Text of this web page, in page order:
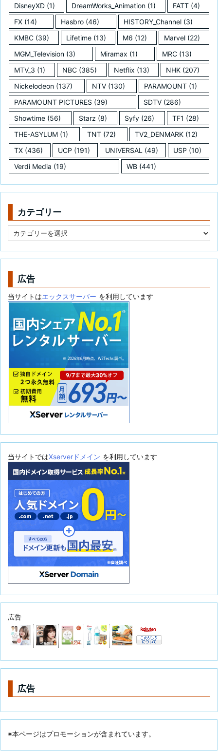
DisneyXD (1) DreamWorks_Animation (1) FATT(4)
FX (14) Hasbro (46) HISTORY_Channel(3)
KMBC (39) Lifetime(13) M6 (12) Marvel(22)
MGM_Television (3) Miramax (1) MRC (13)
MTV_3 (1) NBC(385) Netflix (13) NHK (207)
Nickelodeon (137) NTV(130) PARAMOUNT (1)
PARAMOUNT PICTURES (39) SDTV(286)
Showtime (56) Starz (8) Syfy (26) TF1 (28)
THE-ASYLUM (1) TNT (72) TV2_DENMARK (12)
TX (436) UCP (191) UNIVERSAL (49) USP (10)
Verdi Media (19) WB (441)
カテゴリー
テ
リ
広告
当サイトはエックスサーバー を利用しています
当サイトではXserverドメイン を利用しています
広告
広告
※本ページはプロモーションが含まれています。